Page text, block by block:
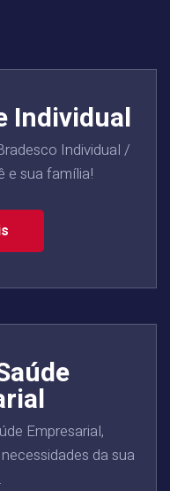
Individual
Individual /
e sua família!
Empresarial,
da sua